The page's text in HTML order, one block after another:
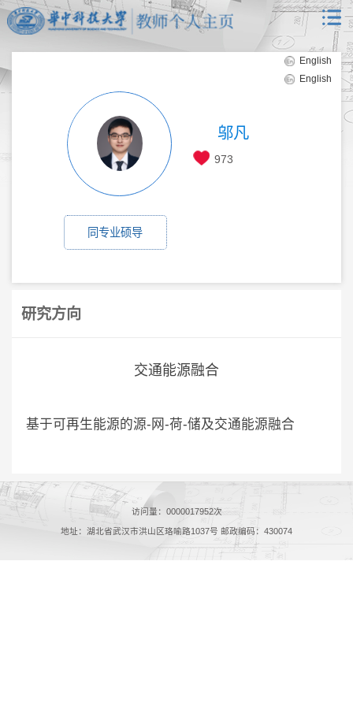
English
English
邬凡
973
同专业硕导
研究方向
交通能源融合
基于可再生能源的源-网-荷-储及交通能源融合
访问量： 0000017952次
地址：湖北省武汉市洪山区珞喻路1037号 邮政编码：430074